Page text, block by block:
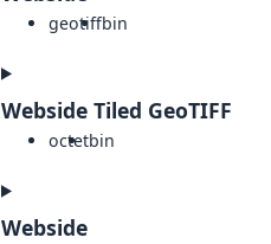
geotiffbin
Webside Tiled GeoTIFF
octetbin
Webside